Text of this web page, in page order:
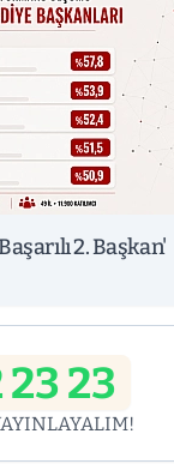
2. Başkan'
23